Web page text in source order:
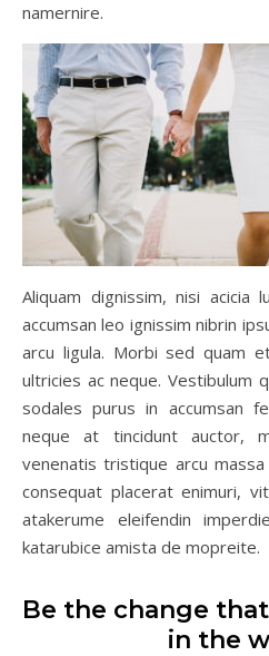
namernire.
Aliquam dignissim, nisi acicia
accumsan leo ignissim nibrin
arcu ligula. Morbi sed quam
ultricies ac neque. Vestibulum
sodales purus in accumsan
neque at tincidunt auctor,
venenatis tristique arcu
consequat placerat enimuri,
atakerume eleifendin
katarubice amista de mopreite.
Be the change
in the